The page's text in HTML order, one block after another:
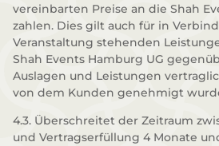
vereinbarten Preise an die Shah
zahlen. Dies gilt auch für in
Veranstaltung stehenden
Shah Events Hamburg UG
Auslagen und Leistungen
von dem Kunden genehmigt
4.3. Überschreitet der Zeitraum
und Vertragserfüllung 4 Monate